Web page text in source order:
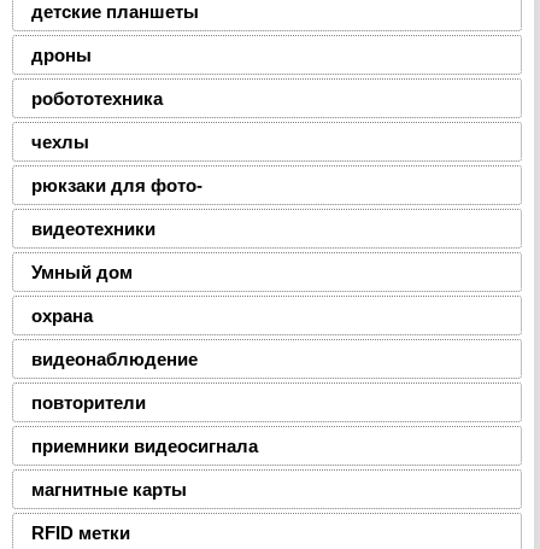
детские планшеты
дроны
робототехника
чехлы
рюкзаки для фото-
видеотехники
Умный дом
охрана
видеонаблюдение
повторители
приемники видеосигнала
магнитные карты
RFID метки